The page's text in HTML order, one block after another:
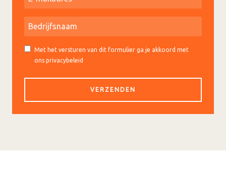
Met het versturen van dit formulier ga je akkoord met
ons privacybeleid